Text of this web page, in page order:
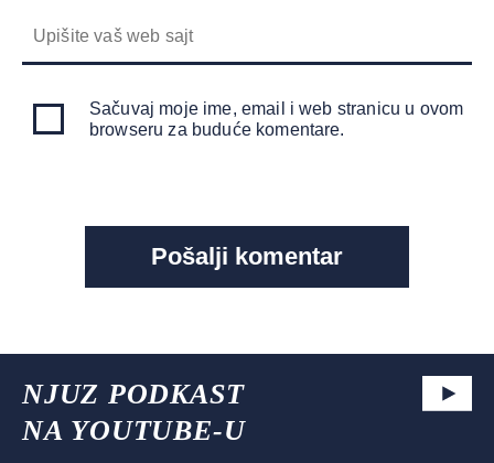
Sačuvaj moje ime, email i web stranicu u ovom
browseru za buduće komentare.
NJUZ PODKAST
NA YOUTUBE-U